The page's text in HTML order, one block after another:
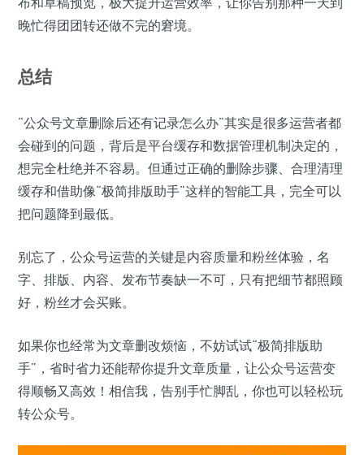
晚忙得团团转还做不完的窘境。
总结
“公众号文章删除后还有记录怎么办”其实是很多运营者都
会碰到的问题，背后是平台缓存和数据管理机制决定的，
想完全杜绝并不容易。但通过正确的删除步骤、合理清理
缓存和借助像“极简排版助手”这样的智能工具，完全可以
把问题降到最低。
别忘了，公众号运营的关键是内容质量和粉丝体验，名
字、排版、内容、发布节奏缺一不可，只有把细节都照顾
好，粉丝才会买账。
如果你也经常为文章删改烦恼，不妨试试“极简排版助
手”，省时省力还能帮你提升文章质量，让公众号运营变
得顺畅又高效！相信我，告别手忙脚乱，你也可以轻松玩
转公众号。